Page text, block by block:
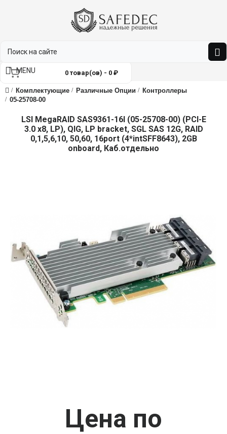
0 товар(ов) - 0 ₽
MENU
Комплектующие Различные Опции
Контроллеры
05-25708-00
LSI MegaRAID SAS9361-16I (05-25708-00) (PCI-E
3.0 x8, LP), QIG, LP bracket, SGL SAS 12G, RAID
0,1,5,6,10, 50,60, 16port (4*intSFF8643), 2GB
onboard, Каб.отдельно
Цена по